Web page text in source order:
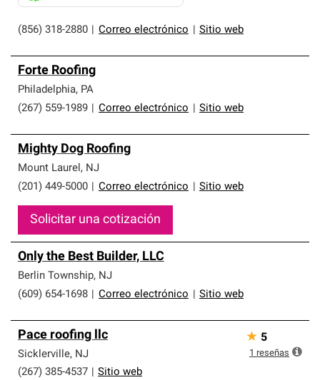
(856) 318-2880 Correo electrónico Sitio web
Forte Roofing
Philadelphia, PA
(267) 559-1989
Correo electrónico Sitio web
Mighty Dog Roofing
Mount Laurel, NJ
(201) 449-5000
Correo electrónico Sitio web
Solicitar una cotización
Only the Best Builder, LLC
Berlin Township, NJ
(609) 654-1698
Correo electrónico Sitio web
Pace roofing llc
Sicklerville, NJ
(267) 385-4537
Sitio web
★ 5
1 reseñas